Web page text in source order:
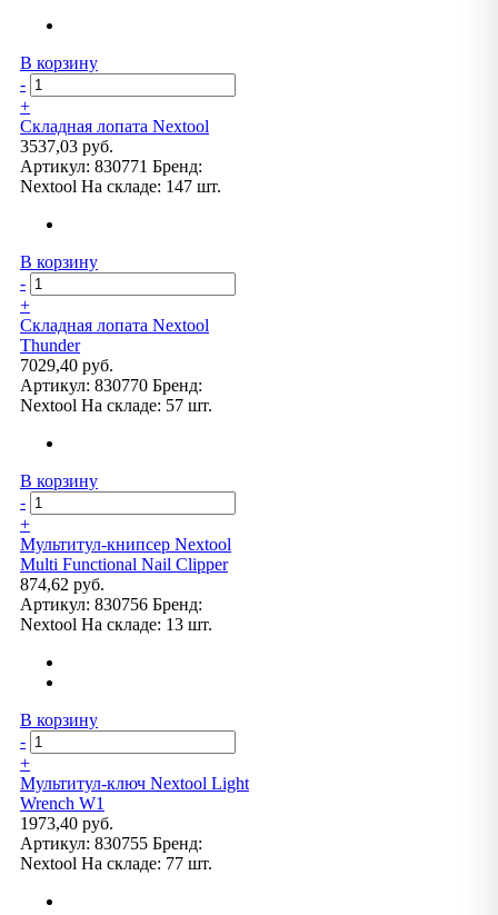
В корзину
-
+
Складная лопата Nextool
3537,03 руб.
Артикул: 830771 Бренд:
Nextool На складе: 147 шт.
В корзину
-
+
Складная лопата Nextool
Thunder
7029,40 руб.
Артикул: 830770 Бренд:
Nextool На складе: 57 шт.
В корзину
-
+
Мультитул-книпсер Nextool
Multi Functional Nail Clipper
874,62 руб.
Артикул: 830756 Бренд:
Nextool На складе: 13 шт.
В корзину
-
+
Мультитул-ключ Nextool Light
Wrench W1
1973,40 руб.
Артикул: 830755 Бренд:
Nextool На складе: 77 шт.